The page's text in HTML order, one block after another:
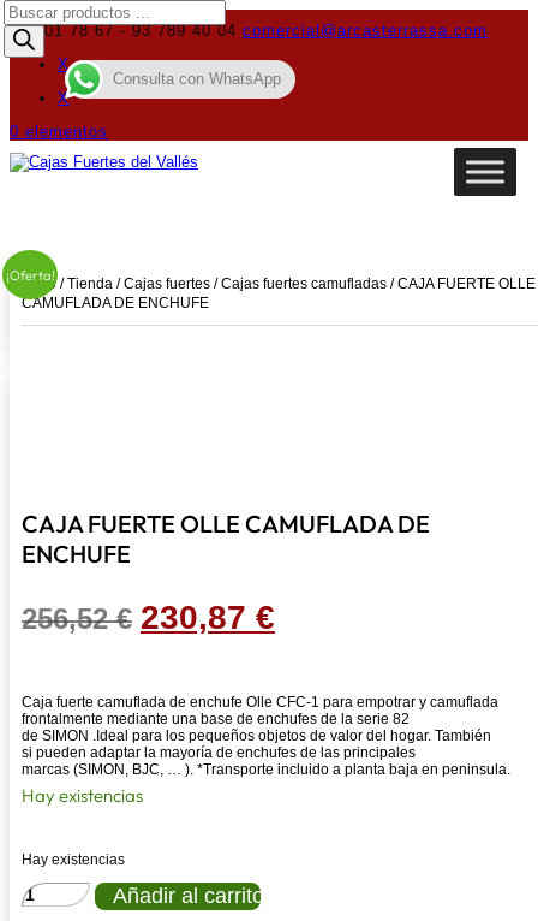
619 01 78 67 - 93 789 40 04 comercial@arcasterrassa.com
X
X
0 elementos
Búsqueda
de
productos
Inicio/Tienda /Cajas fuertes /Cajas fuertes camufladas / CAJA FUERTE OLLE
CAMUFLADA DE ENCHUFE
¡Oferta!
CAJA FUERTE OLLE CAMUFLADA DE
ENCHUFE
256,52€ El
era:
256,52 €.
230,87 €
es:
230,87 €.
Caja fuerte camuflada de enchufe Olle CFC-1 para empotrar y camuflada
frontalmente mediante una base de enchufes de la serie 82
de SIMON .Ideal para los pequeños objetos de valor del hogar. También
si pueden adaptar la mayoría de enchufes de las principales
marcas (SIMON, BJC, … ). *Transporte incluido a planta baja en peninsula.
Hay existencias
Hay existencias
CAJA
FUERTE
Añadir al carrito
Consulta con WhatsApp